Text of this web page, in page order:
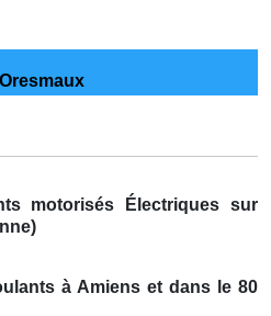
motorisés Électriques sur
à Amiens et dans le 80